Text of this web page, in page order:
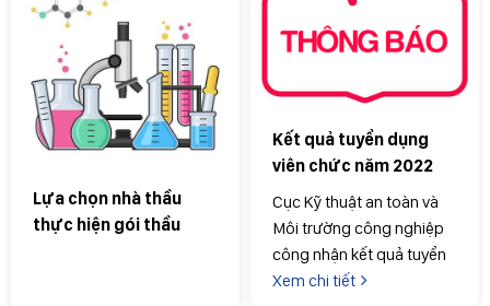
Lựa chọn nhà thầu
thực hiện gói thầu
Kết quả tuyển dụng
viên chức năm 2022
Cục Kỹ thuật an toàn và
Môi trường công nghiệp
công nhận kết quả tuyển
dụng viên chức năm 2022
Xem chi tiết